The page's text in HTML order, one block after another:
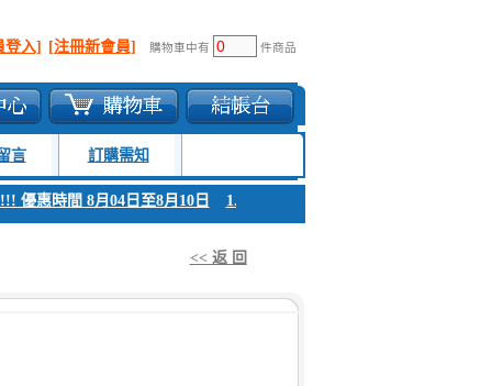
登入] [注冊新會員] 購物車中有 件商品
言 訂購需知
惠時間 8月04日至8月10日 1. 父親節感恩回饋!!! 優惠時間 8月04日至
<< 返 回